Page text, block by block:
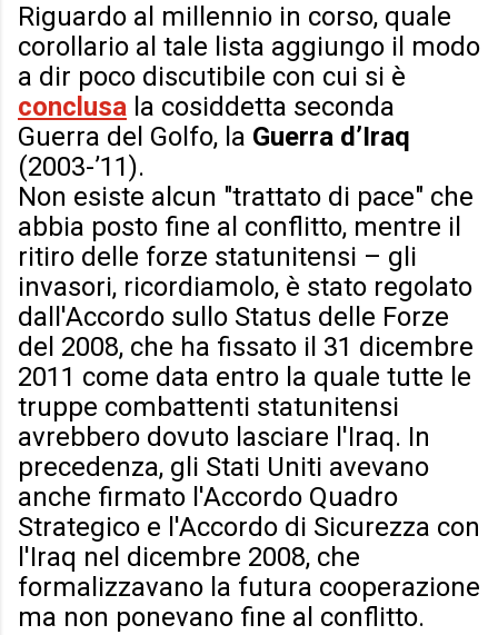
Riguardo al millennio in corso, quale
corollario al tale lista aggiungo il modo
a dir poco discutibile con cui si è
conclusa la cosiddetta seconda
Guerra del Golfo, la Guerra d’Iraq
(2003-’11).
Non esiste alcun "trattato di pace" che
abbia posto fine al conflitto, mentre il
ritiro delle forze statunitensi – gli
invasori, ricordiamolo, è stato regolato
dall'Accordo sullo Status delle Forze
del 2008, che ha fissato il 31 dicembre
2011 come data entro la quale tutte le
truppe combattenti statunitensi
avrebbero dovuto lasciare l'Iraq. In
precedenza, gli Stati Uniti avevano
anche firmato l'Accordo Quadro
Strategico e l'Accordo di Sicurezza con
l'Iraq nel dicembre 2008, che
formalizzavano la futura cooperazione
ma non ponevano fine al conflitto.